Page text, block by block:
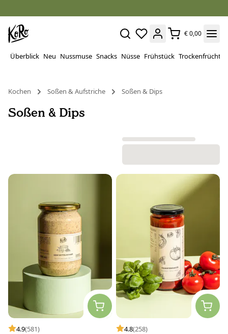
€ 0,00
Überblick Neu Nussmuse Snacks Nüsse Frühstück Trockenfrüchte
Kochen
Soßen & Aufstriche Soßen & Dips
Soßen & Dips
4.9(581) 4.8(258)